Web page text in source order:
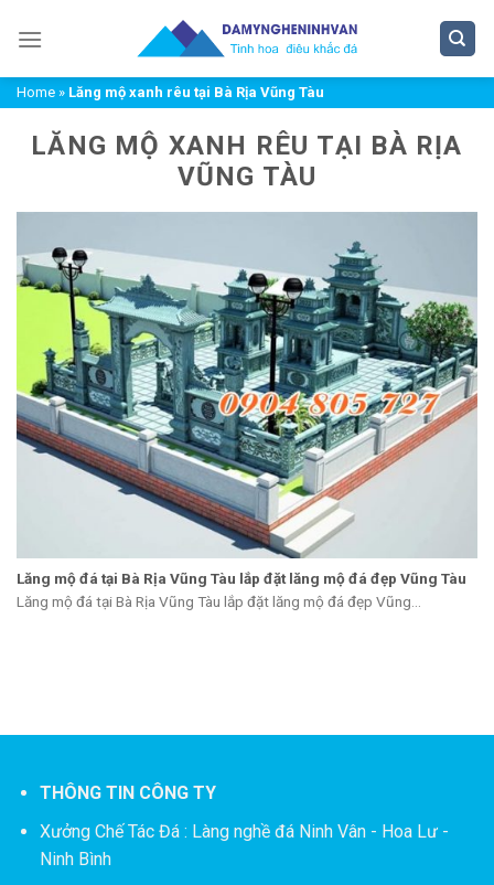
đến
dungHome » Lăng mộ xanh rêu tại Bà Rịa Vũng Tàu
LĂNG MỘ XANH RÊU TẠI BÀ RỊA
VŨNG TÀU
Lăng mộ đá tại Bà Rịa Vũng Tàu lắp đặt lăng mộ đá đẹp Vũng Tàu
Lăng mộ đá tại Bà Rịa Vũng Tàu lắp đặt lăng mộ đá đẹp Vũng...
THÔNG TIN CÔNG TY
Xưởng Chế Tác Đá : Làng nghề đá Ninh Vân - Hoa Lư -
Ninh Bình